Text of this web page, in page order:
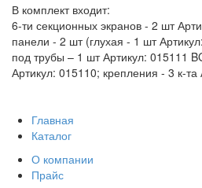
В комплект входит:
6-ти секционных экранов - 2 шт
панели - 2 шт (глухая - 1 шт
под трубы – 1 шт Артикул: 015111
Артикул: 015110; крепления - 3 к-та
Главная
Каталог
О компании
Прайс